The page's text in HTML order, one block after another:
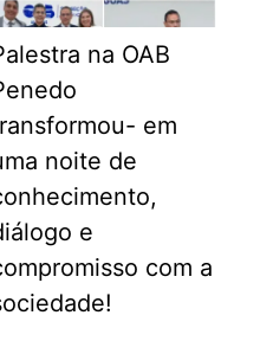
na OAB
em
noite de
e
com a